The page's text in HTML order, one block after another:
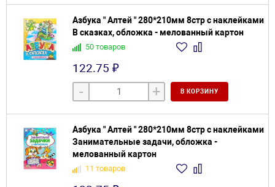
Азбука " Алтей " 280*210мм 8стр с наклейками
В сказках, обложка - мелованный картон
50 товаров
122.75 ₽
- + В КОРЗИНУ
Азбука " Алтей " 280*210мм 8стр с наклейками
Занимательные задачи, обложка -
мелованный картон
11 товаров